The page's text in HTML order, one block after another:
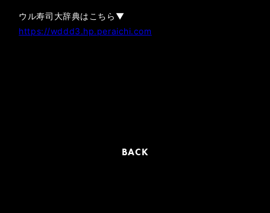
ウル寿司大辞典はこちら▼
https://wddd3.hp.peraichi.com
BACK